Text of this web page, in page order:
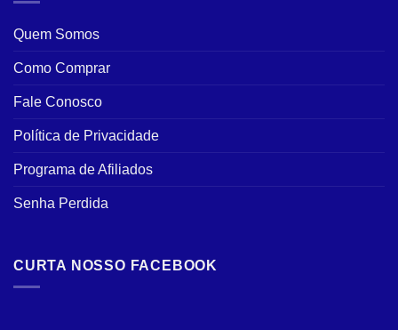
Quem Somos
Como Comprar
Fale Conosco
Política de Privacidade
Programa de Afiliados
Senha Perdida
CURTA NOSSO FACEBOOK